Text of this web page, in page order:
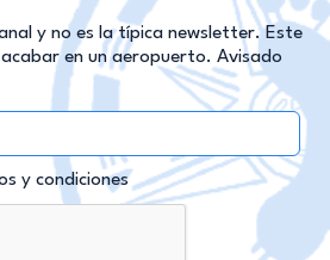
y no es la típica newsletter. Este
en un aeropuerto. Avisado
y condiciones